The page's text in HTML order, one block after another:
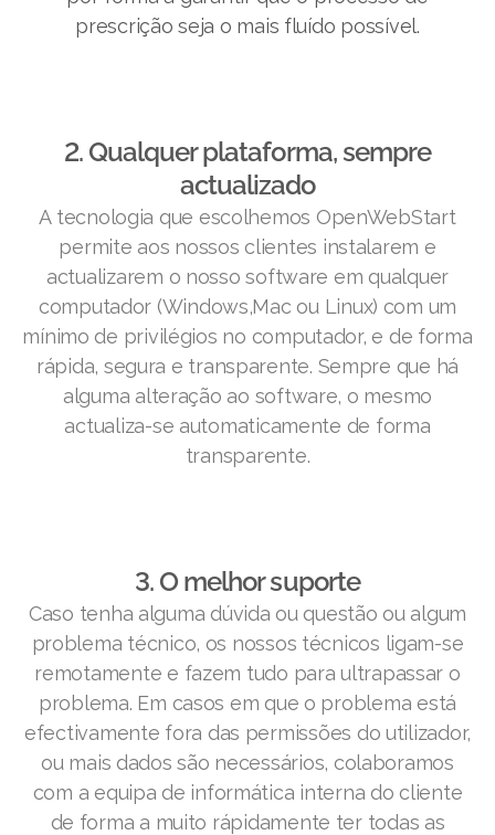
prescrição seja o mais fluído possível.
2. Qualquer plataforma, sempre
actualizado
A tecnologia que escolhemos OpenWebStart
permite aos nossos clientes instalarem e
actualizarem o nosso software em qualquer
computador (Windows,Mac ou Linux) com um
mínimo de privilégios no computador, e de forma
rápida, segura e transparente. Sempre que há
alguma alteração ao software, o mesmo
actualiza-se automaticamente de forma
transparente.
3. O melhor suporte
Caso tenha alguma dúvida ou questão ou algum
problema técnico, os nossos técnicos ligam-se
remotamente e fazem tudo para ultrapassar o
problema. Em casos em que o problema está
efectivamente fora das permissões do utilizador,
ou mais dados são necessários, colaboramos
com a equipa de informática interna do cliente
de forma a muito rápidamente ter todas as